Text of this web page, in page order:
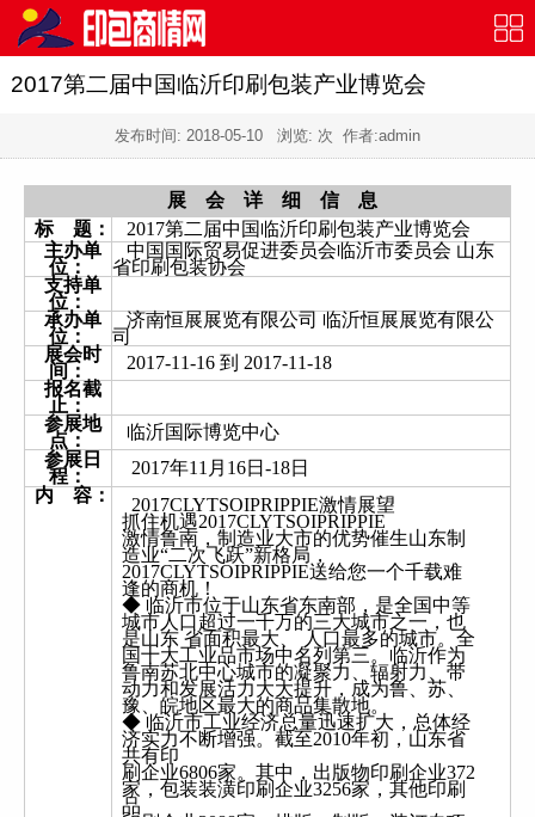
2017第二届中国临沂印刷包装产业博览会
发布时间: 2018-05-10 浏览: 次 作者:admin
展 会 详 细 信 息
标 题：
2017第二届中国临沂印刷包装产业博览会
主办单
位：
中国国际贸易促进委员会临沂市委员会 山东
省印刷包装协会
支持单
位：
承办单
位：
济南恒展展览有限公司 临沂恒展展览有限公
司
展会时
间：
2017-11-16 到 2017-11-18
报名截
止：
参展地
点：
临沂国际博览中心
参展日
程：
2017年11月16日-18日
内 容：
2017CLYTSOIPRIPPIE激情展望
抓住机遇2017CLYTSOIPRIPPIE
激情鲁南，制造业大市的优势催生山东制
造业“二次飞跃”新格局，
2017CLYTSOIPRIPPIE送给您一个千载难
逢的商机！
◆ 临沂市位于山东省东南部，是全国中等
城市人口超过一千万的三大城市之一，也
是山东 省面积最大、 人口最多的城市。全
国十大工业品市场中名列第三。临沂作为
鲁南苏北中心城市的凝聚力、辐射力、带
动力和发展活力大大提升，成为鲁、苏、
豫、皖地区最大的商品集散地。
◆ 临沂市工业经济总量迅速扩大，总体经
济实力不断增强。截至2010年初，山东省
共有印
刷企业6806家。其中，出版物印刷企业372
家，包装装潢印刷企业3256家，其他印刷
品